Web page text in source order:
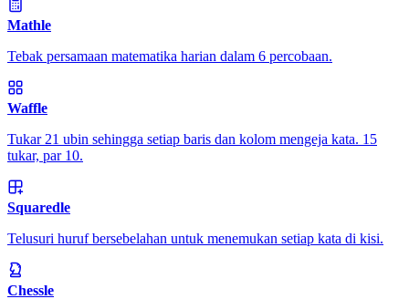
Mathle
Tebak persamaan matematika harian dalam 6 percobaan.
Waffle
Tukar 21 ubin sehingga setiap baris dan kolom mengeja kata. 15
tukar, par 10.
Squaredle
Telusuri huruf bersebelahan untuk menemukan setiap kata di kisi.
Chessle